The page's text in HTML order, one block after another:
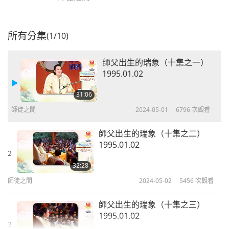
所有分集(1/10)
31:06
師父出生的瑞象（十集之一）
1995.01.02
師徒之間 2024-05-01 6796 次觀看
2
32:28
師父出生的瑞象（十集之二）
1995.01.02
師徒之間 2024-05-02 5456次觀看
3
師父出生的瑞象（十集之三）
1995.01.02